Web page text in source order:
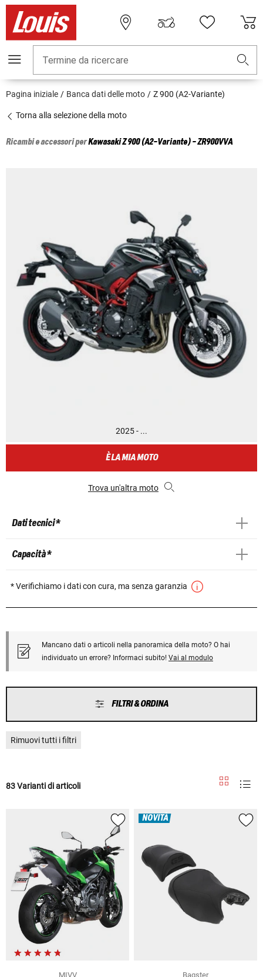
Termine da ricercare
Pagina iniziale Banca dati delle moto Z 900 (A2-Variante)
Torna alla selezione della moto
Ricambi e accessori perKawasakiZ 900 (A2-Variante) - ZR900VVA
2025 - ...
È LA MIA MOTO
Trova un'altra moto
Dati tecnici *
Capacità *
* Verifichiamo i dati con cura, ma senza garanzia
Mancano dati o articoli nella panoramica della moto? O hai
individuato un errore? Informaci subito! Vai al modulo
FILTRI & ORDINA
Rimuovi tutti i filtri
83 Varianti di articoli
MIVV
NOVITÀ
Bagster